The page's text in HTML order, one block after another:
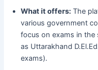
What it offers: The
various government
focus on exams in the
as Uttarakhand
exams).